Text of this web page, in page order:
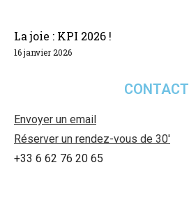
La joie : KPI 2026 !
16 janvier 2026
CONTACT
Envoyer un email
Réserver un rendez-vous de 30′
+33 6 62 76 20 65